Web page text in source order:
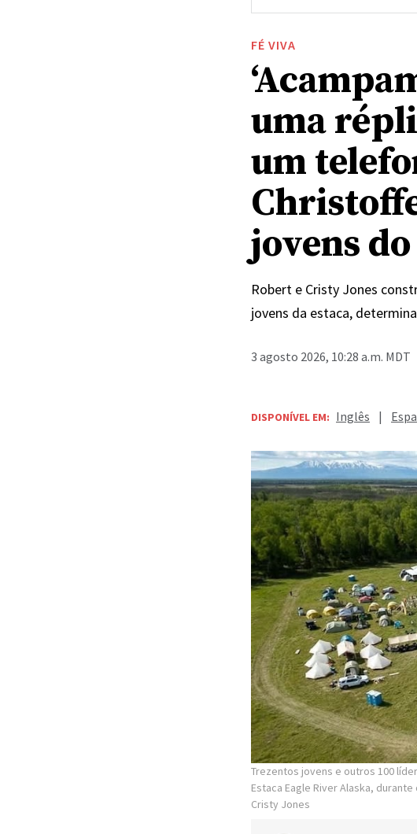
FÉ VIVA
uma
um
jovens
Robert e Cristy Jones
jovens da estaca,
3 agosto 2026, 10:28 a.m. MDT
DISPONÍVEL EM: Inglês |
Trezentos jovens e outros 100
Estaca Eagle River Alaska,
Cristy Jones